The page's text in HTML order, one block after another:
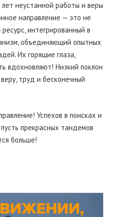
неустанной работы и веры
направление — это не
интегрированный в
объединяющий опытных
Их горящие глаза,
вдохновляют! Низкий поклон
труд и бесконечный
Успехов в поисках и
прекрасных тандемов
больше!